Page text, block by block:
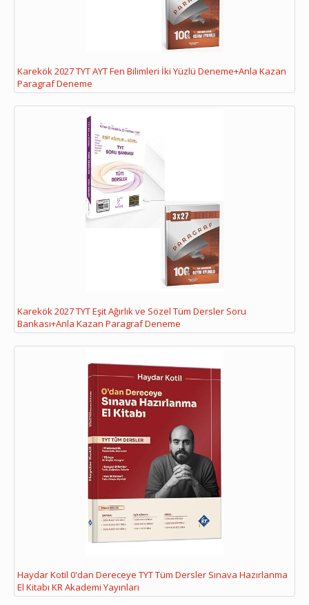
Karekök 2027 TYT AYT Fen Bilimleri İki Yüzlü Deneme+Anla Kazan
Paragraf Deneme
Karekök 2027 TYT Eşit Ağırlık ve Sözel Tüm Dersler Soru
Bankası+Anla Kazan Paragraf Deneme
Haydar Kotil 0'dan Dereceye TYT Tüm Dersler Sınava Hazırlanma
El Kitabı KR Akademi Yayınları